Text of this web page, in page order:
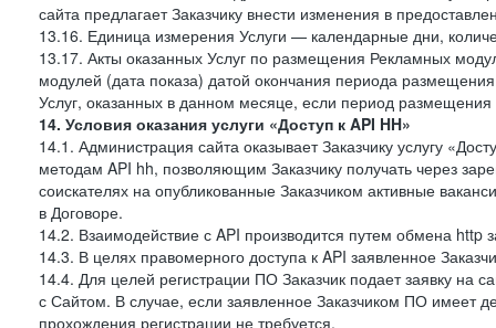
сайта предлагает Заказчику внести изменения в
13.16. Единица измерения Услуги — календарные дни,
13.17. Акты оказанных Услуг по размещения Рекламных
модулей (дата показа) датой окончания периода
Услуг, оказанных в данном месяце, если период
14. Условия оказания услуги «Доступ к API HH»
14.1. Администрация сайта оказывает Заказчику услугу
методам API hh, позволяющим Заказчику получать через
соискателях на опубликованные Заказчиком активные
в Договоре.
14.2. Взаимодействие с API производится путем обмена
14.3. В целях правомерного доступа к API заявленное
14.4. Для целей регистрации ПО Заказчик подает заявку на
с Сайтом. В случае, если заявленное Заказчиком ПО имеет
прохождения регистрации не требуется.